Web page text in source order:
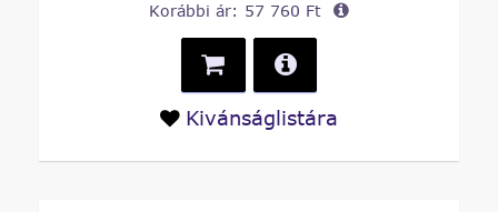
Korábbi ár: 57 760 Ft
Kivánságlistára